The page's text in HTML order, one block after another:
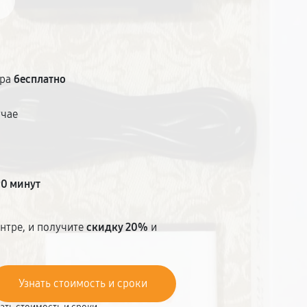
бесплатно
минут
и получитескидку 20% и